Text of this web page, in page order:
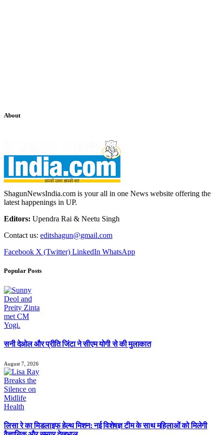
About
ShagunNewsIndia.com is your all in one News website offering the
latest happenings in UP.
Editors: Upendra Rai & Neetu Singh
Contact us: editshagun@gmail.com
Facebook X (Twitter) LinkedIn WhatsApp
Popular Posts
सनी देओल और प्रीति जिंटा ने सीएम योगी से की मुलाकात
August 7, 2026
लिसा रे का मिडलाइफ हेल्थ मिशन: नई विशेषज्ञ टीम के साथ महिलाओं को मिलेगी